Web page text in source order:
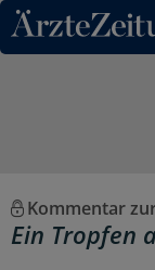
Direkt zum
Kommentar
Ein Tropfen